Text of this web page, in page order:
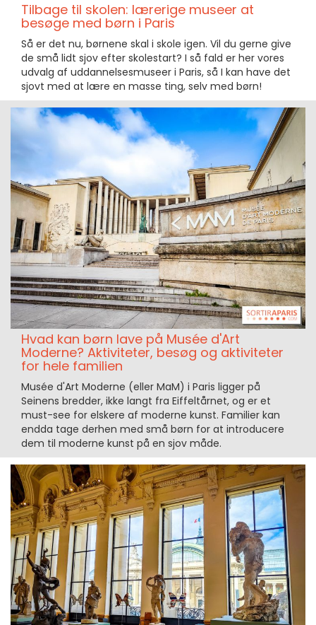
Tilbage til skolen: lærerige museer at
besøge med børn i Paris
Så er det nu, børnene skal i skole igen. Vil du gerne give
de små lidt sjov efter skolestart? I så fald er her vores
udvalg af uddannelsesmuseer i Paris, så I kan have det
sjovt med at lære en masse ting, selv med børn!
Hvad kan børn lave på Musée d'Art
Moderne? Aktiviteter, besøg og aktiviteter
for hele familien
Musée d'Art Moderne (eller MaM) i Paris ligger på
Seinens bredder, ikke langt fra Eiffeltårnet, og er et
must-see for elskere af moderne kunst. Familier kan
endda tage derhen med små børn for at introducere
dem til moderne kunst på en sjov måde.